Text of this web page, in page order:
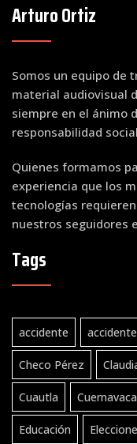
Arturo Ortiz
Somos un equipo de
material audiovisual
siempre en el ánimo
responsabilidad
Quienes formamos
experiencia que los
tecnologías
nuestros seguidores
Tags
accidente
Checo Pérez
Cuautla Cuernavaca
Educación